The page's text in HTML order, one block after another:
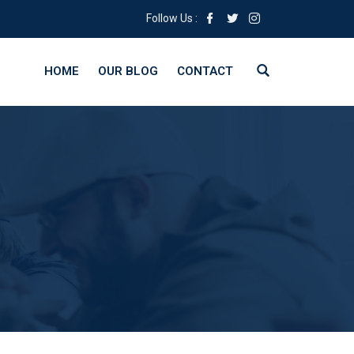
Follow Us :
HOME OUR BLOG CONTACT